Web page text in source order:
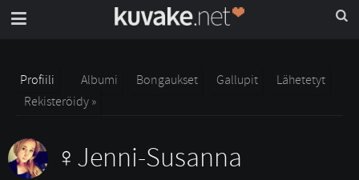
Profiili Albumi Bongaukset Gallupit
Lähetetyt
Rekisteröidy »
Jenni-Susanna